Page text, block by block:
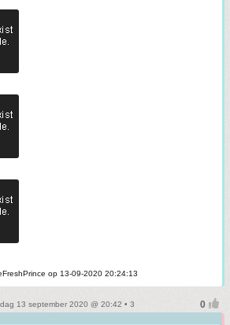
op 13-09-2020 20:24:13
13 september 2020 @ 20:42 • 3